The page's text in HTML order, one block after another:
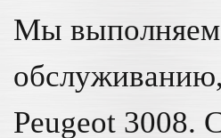
Мы выполняем
Peugeot 3008.